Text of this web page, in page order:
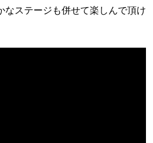
なステージも併せて楽しんで頂け